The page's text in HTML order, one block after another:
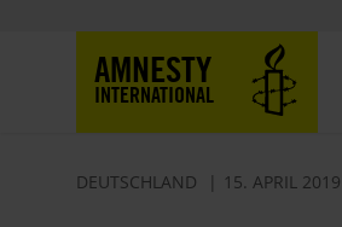
AMNESTY
INTERNATIONAL
DEUTSCHLAND 15. APRIL 2019